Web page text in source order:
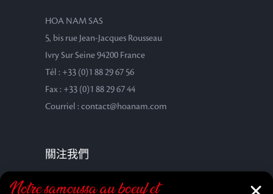
HOA NAM SAS
5, bis rue Jean-Jacques Rousseau
Ivry Sur Seine 94200 France
Tél : +33 (0)1 88 29 67 56
Fax : +33 (0)1 88 29 67 44
Courriel : contact@hoanam.com
關注我們